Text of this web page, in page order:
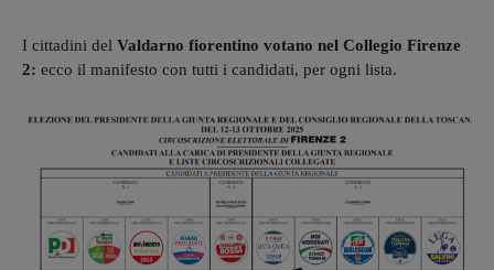
I cittadini del Valdarno fiorentino votano nel Collegio Firenze
2: ecco il manifesto con tutti i candidati, per ogni lista.